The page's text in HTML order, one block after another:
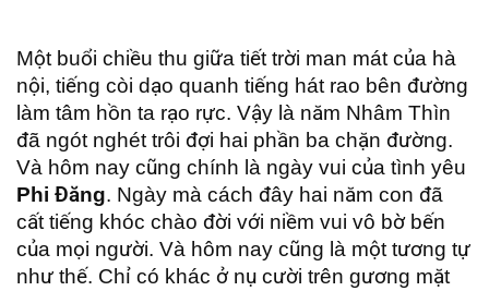
Một buổi chiều thu giữa tiết trời man mát của hà
nội, tiếng còi dạo quanh tiếng hát rao bên đường
làm tâm hồn ta rạo rực. Vậy là năm Nhâm Thìn
đã ngót nghét trôi đợi hai phần ba chặn đường.
Và hôm nay cũng chính là ngày vui của tình yêu
Phi Đăng. Ngày mà cách đây hai năm con đã
cất tiếng khóc chào đời với niềm vui vô bờ bến
của mọi người. Và hôm nay cũng là một tương tự
như thế. Chỉ có khác ở nụ cười trên gương mặt